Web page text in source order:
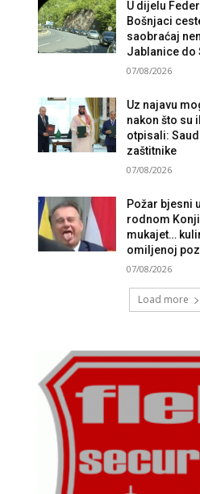
U dijelu
Bošnjaci
saobraćaj
Jablanice do
07/08/2026
Uz najavu
nakon što su
otpisali:
zaštitnike
07/08/2026
Požar bjesni
rodnom
mukajet…
omiljenoj
07/08/2026
Load more